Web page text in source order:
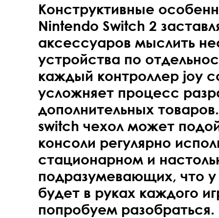
Конструктивные
Nintendo Switch 2
аксессуаров мыслить
устройства по
каждый контроллер joy
усложняет процесс
дополнительных
switch чехол может
консоли регулярно
стационарном и
подразумевающих, что
будет в руках каждого
попробуем разобраться.